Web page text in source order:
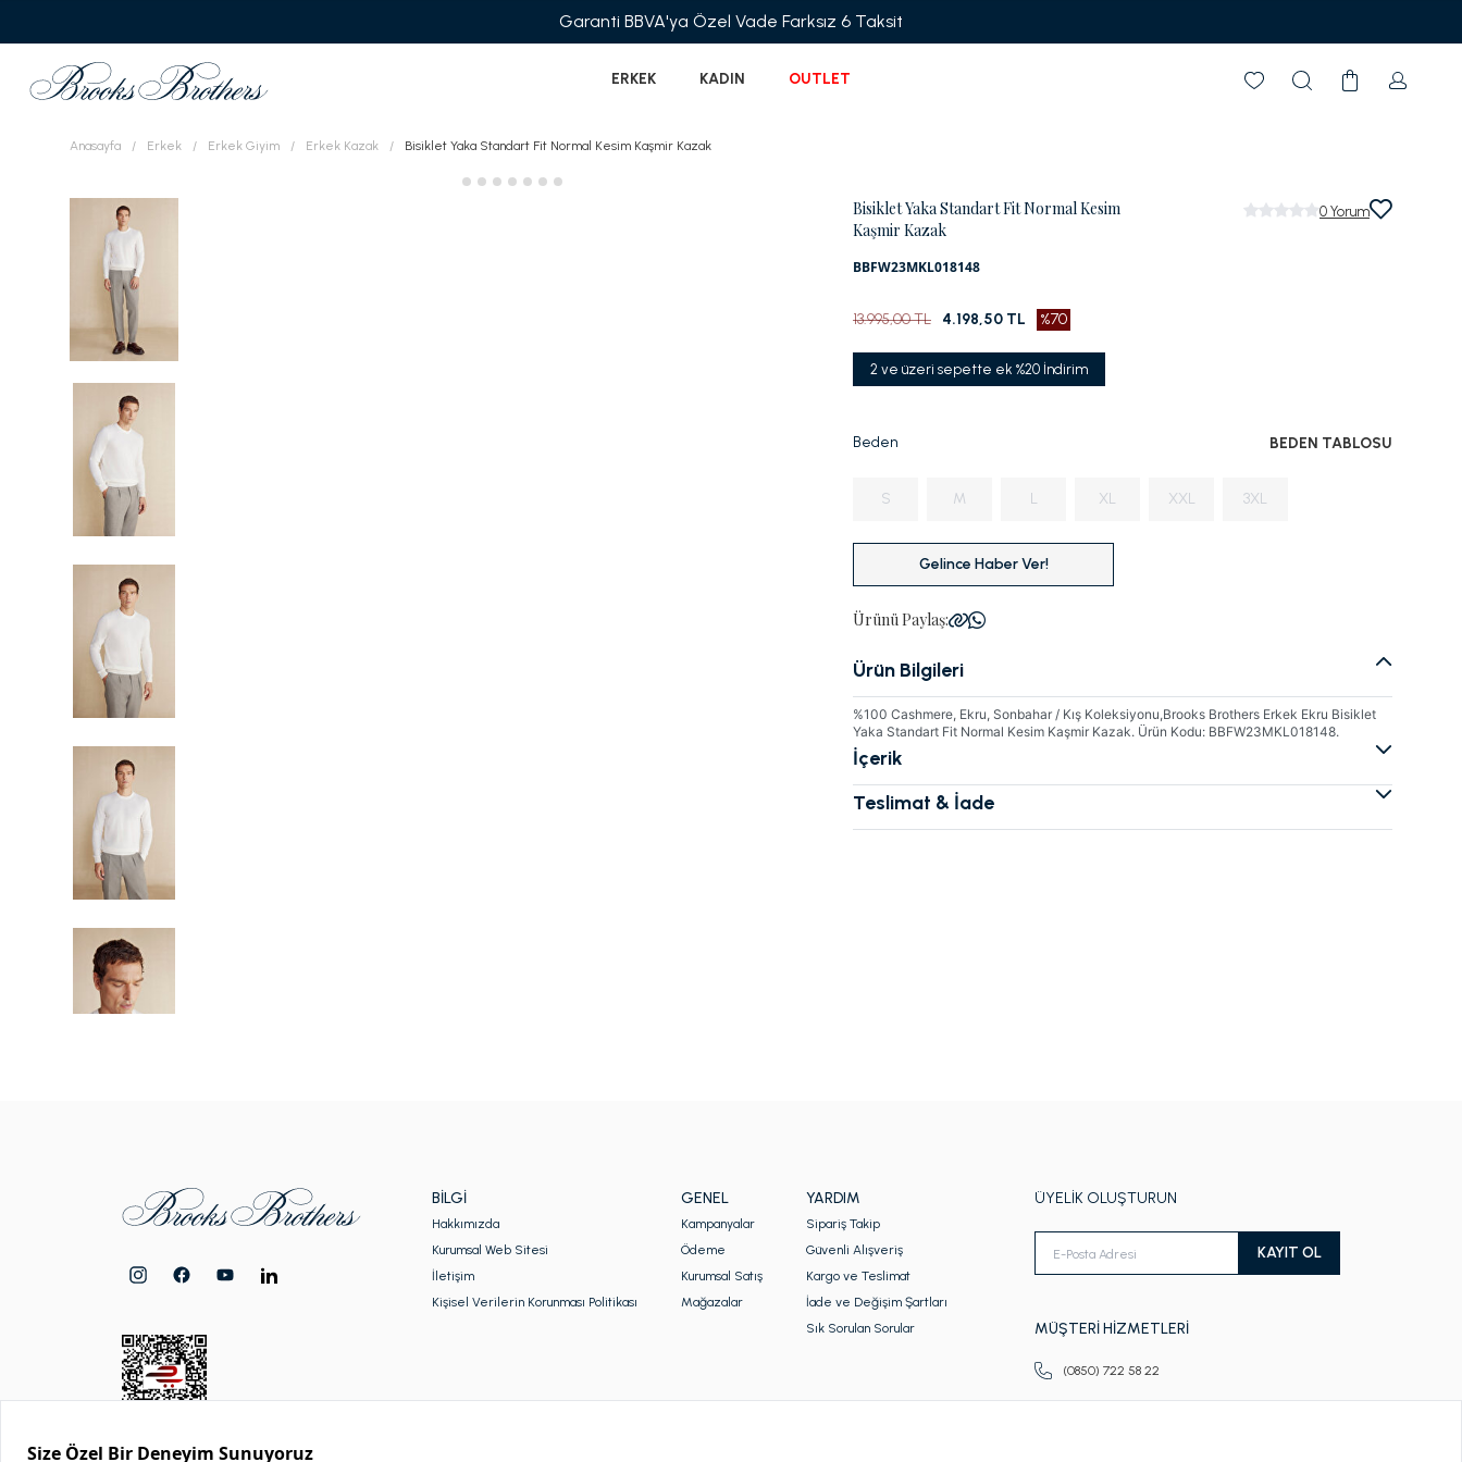
Garanti BBVA'ya Özel Vade Farksız 6 Taksit
ERKEK KADIN OUTLET
Anasayfa Erkek Erkek Giyim Erkek Kazak Bisiklet Yaka Standart Fit Normal Kesim Kaşmir Kazak
Bisiklet Yaka Standart Fit Normal Kesim
Kaşmir Kazak
BBFW23MKL018148
0 Yorum
13.995,00 TL 4.198,50 TL %70
2 ve üzeri sepette ek %20 İndirim
Beden BEDEN TABLOSU
S M L XL XXL 3XL
Gelince Haber Ver!
Ürünü Paylaş:
Ürün Bilgileri
%100 Cashmere, Ekru, Sonbahar / Kış Koleksiyonu,Brooks Brothers Erkek Ekru Bisiklet
Yaka Standart Fit Normal Kesim Kaşmir Kazak. Ürün Kodu: BBFW23MKL018148.
İçerik
Teslimat & İade
BILGI
Hakkımızda
Kurumsal Web Sitesi
İletişim
Kişisel Verilerin Korunması Politikası
GENEL
Kampanyalar
Ödeme
Kurumsal Satış
Mağazalar
YARDIM
Sipariş Takip
Güvenli Alışveriş
Kargo ve Teslimat
İade ve Değişim Şartları
Sık Sorulan Sorular
ÜYELİK OLUŞTURUN
KAYIT OL
MÜŞTERİ HİZMETLERİ
(0850) 722 58 22